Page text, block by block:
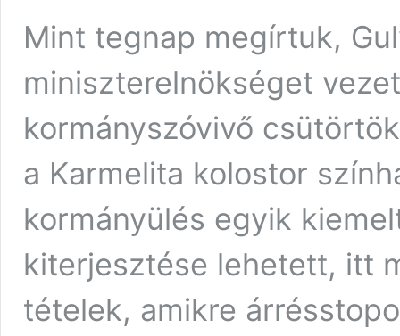
Mint tegnap megírtuk,
miniszterelnökséget
kormányszóvivő
a Karmelita kolostor
kormányülés egyik
kiterjesztése lehetett, itt
tételek, amikre